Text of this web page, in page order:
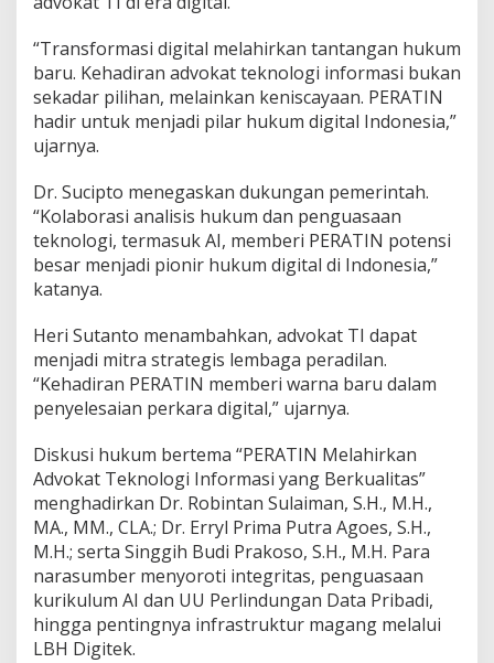
“Transformasi digital melahirkan tantangan hukum
baru. Kehadiran advokat teknologi informasi bukan
sekadar pilihan, melainkan keniscayaan. PERATIN
hadir untuk menjadi pilar hukum digital Indonesia,”
ujarnya.
Dr. Sucipto menegaskan dukungan pemerintah.
“Kolaborasi analisis hukum dan penguasaan
teknologi, termasuk AI, memberi PERATIN potensi
besar menjadi pionir hukum digital di Indonesia,”
katanya.
Heri Sutanto menambahkan, advokat TI dapat
menjadi mitra strategis lembaga peradilan.
“Kehadiran PERATIN memberi warna baru dalam
penyelesaian perkara digital,” ujarnya.
Diskusi hukum bertema “PERATIN Melahirkan
Advokat Teknologi Informasi yang Berkualitas”
menghadirkan Dr. Robintan Sulaiman, S.H., M.H.,
MA., MM., CLA.; Dr. Erryl Prima Putra Agoes, S.H.,
M.H.; serta Singgih Budi Prakoso, S.H., M.H. Para
narasumber menyoroti integritas, penguasaan
kurikulum AI dan UU Perlindungan Data Pribadi,
hingga pentingnya infrastruktur magang melalui
LBH Digitek.